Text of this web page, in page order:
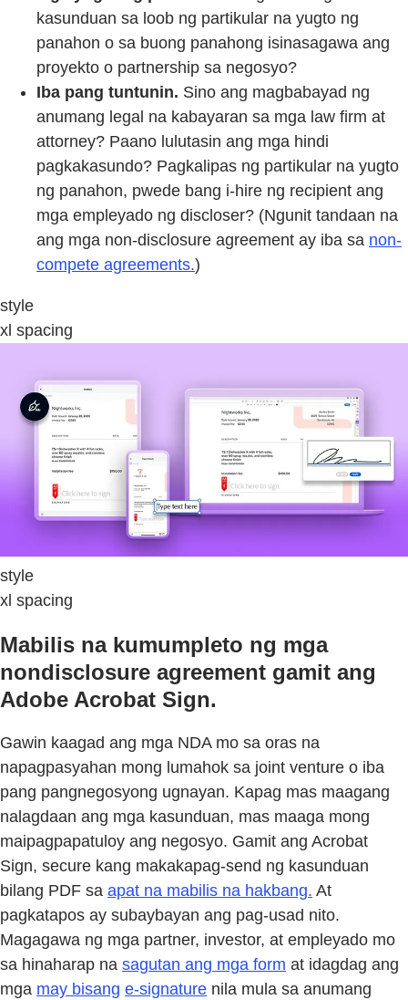
kasunduan sa loob ng partikular na yugto ng
panahon o sa buong panahong isinasagawa ang
proyekto o partnership sa negosyo?
Iba pang tuntunin. Sino ang magbabayad ng
anumang legal na kabayaran sa mga law firm at
attorney? Paano lulutasin ang mga hindi
pagkakasundo? Pagkalipas ng partikular na yugto
ng panahon, pwede bang i-hire ng recipient ang
mga empleyado ng discloser? (Ngunit tandaan na
ang mga non-disclosure agreement ay iba sa non-
compete agreements.)
style
xl spacing
style
xl spacing
Mabilis na kumumpleto ng mga
nondisclosure agreement gamit ang
Adobe Acrobat Sign.
Gawin kaagad ang mga NDA mo sa oras na
napagpasyahan mong lumahok sa joint venture o iba
pang pangnegosyong ugnayan. Kapag mas maagang
nalagdaan ang mga kasunduan, mas maaga mong
maipagpapatuloy ang negosyo. Gamit ang Acrobat
Sign, secure kang makakapag-send ng kasunduan
bilang PDF sa apat na mabilis na hakbang. At
pagkatapos ay subaybayan ang pag-usad nito.
Magagawa ng mga partner, investor, at empleyado mo
sa hinaharap na sagutan ang mga form at idagdag ang
mga may bisang e-signature nila mula sa anumang